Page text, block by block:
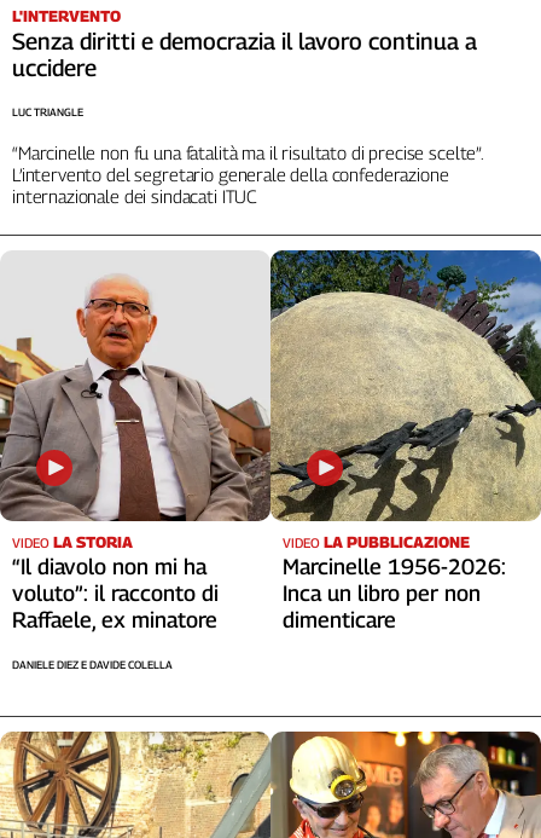
L'INTERVENTO
Senza diritti e democrazia il lavoro continua a
uccidere
“Marcinelle non fu una fatalità ma il risultato di precise scelte”.
L’intervento del segretario generale della confederazione
internazionale dei sindacati ITUC
LUC TRIANGLE
VIDEO LA STORIA
“Il diavolo non mi ha
voluto”: il racconto di
Raffaele, ex minatore
DANIELE DIEZ E DAVIDE COLELLA
VIDEO LA PUBBLICAZIONE
Marcinelle 1956-2026:
Inca un libro per non
dimenticare